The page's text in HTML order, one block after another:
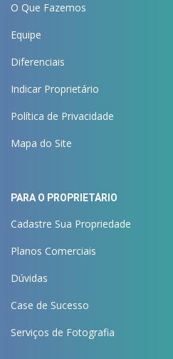
O Que Fazemos
Equipe
Diferenciais
Indicar Proprietário
Política de Privacidade
Mapa do Site
PARA O PROPRIETÁRIO
Cadastre Sua Propriedade
Planos Comerciais
Dúvidas
Case de Sucesso
Serviços de Fotografia